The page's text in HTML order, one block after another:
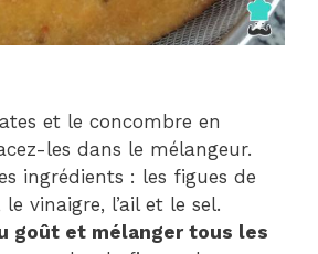
et le concombre en
les dans le mélangeur.
ingrédients : les figues de
le vinaigre, l’ail et le sel.
goût et mélanger tous les